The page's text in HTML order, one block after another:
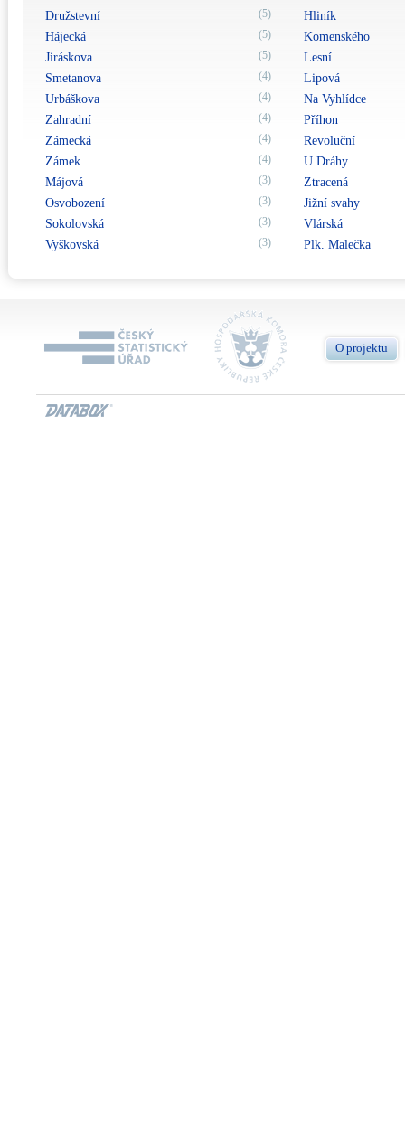
Družstevní (5)
Hájecká (5)
Jiráskova (5)
Smetanova (4)
Urbáškova (4)
Zahradní (4)
Zámecká (4)
Zámek (4)
Májová (3)
Osvobození (3)
Sokolovská (3)
Vyškovská (3)
Hliník
Komenského
Lesní
Lipová
Na Vyhlídce
Příhon
Revoluční
U Dráhy
Ztracená
Jižní svahy
Vlárská
Plk. Malečka
O projektu